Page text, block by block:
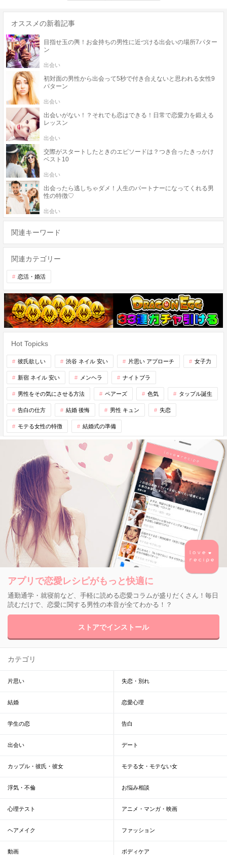
オススメの新着記事
目指せ玉の輿！お金持ちの男性に近づける出会いの場所7パター
ン
出会い
初対面の男性から出会って5秒で付き合えないと思われる女性9
パターン
出会い
出会いがない！？それでも恋はできる！日常で恋愛力を鍛える
レッスン
出会い
交際がスタートしたときのエピソードは？つき合ったきっかけ
ベスト10
出会い
出会ったら逃しちゃダメ！人生のパートナーになってくれる男
性の特徴♡
出会い
関連キーワード
関連カテゴリー
恋活・婚活
Hot Topicks
彼氏欲しい 渋谷 ネイル 安い 片思い アプローチ 女子力
新宿 ネイル 安い メンヘラ ナイトブラ
男性をその気にさせる方法 ペアーズ 色気 タップル誕生
告白の仕方 結婚 後悔 男性 キュン 失恋
モテる女性の特徴 結婚式の準備
アプリで恋愛レシピがもっと快適に
通勤通学・就寝前など、手軽に読める恋愛コラムが盛りだくさん！毎日
読むだけで、恋愛に関する男性の本音が全てわかる！？
ストアでインストール
カテゴリ
片思い 失恋・別れ
結婚 恋愛心理
学生の恋 告白
出会い デート
カップル・彼氏・彼女 モテる女・モテない女
浮気・不倫 お悩み相談
心理テスト アニメ・マンガ・映画
ヘアメイク ファッション
動画 ボディケア